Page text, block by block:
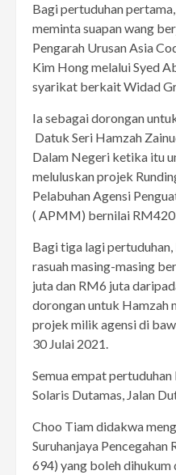
Bagi pertuduhan
meminta suapan wang
Pengarah Urusan Asia
Kim Hong melalui Syed
syarikat berkait Widad
Ia sebagai dorongan
Datuk Seri Hamzah
Dalam Negeri ketika itu
meluluskan projek
Pelabuhan Agensi
( APMM) bernilai
Bagi tiga lagi
rasuah masing-masing
juta dan RM6 juta
dorongan untuk Hamzah
projek milik agensi di
30 Julai 2021.
Semua empat
Solaris Dutamas, Jalan
Choo Tiam didakwa
Suruhanjaya
694) yang boleh dihukum